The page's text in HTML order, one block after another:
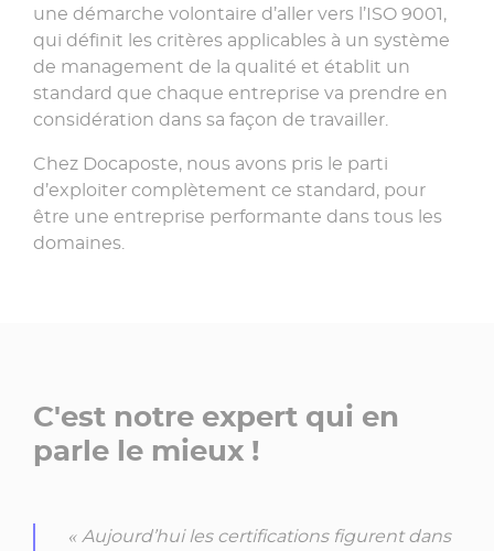
une démarche volontaire d’aller vers l’ISO 9001,
qui définit les critères applicables à un système
de management de la qualité et établit un
standard que chaque entreprise va prendre en
considération dans sa façon de travailler.
Chez Docaposte, nous avons pris le parti
d’exploiter complètement ce standard, pour
être une entreprise performante dans tous les
domaines.
C'est notre expert qui en
parle le mieux !
« Aujourd’hui les certifications figurent dans